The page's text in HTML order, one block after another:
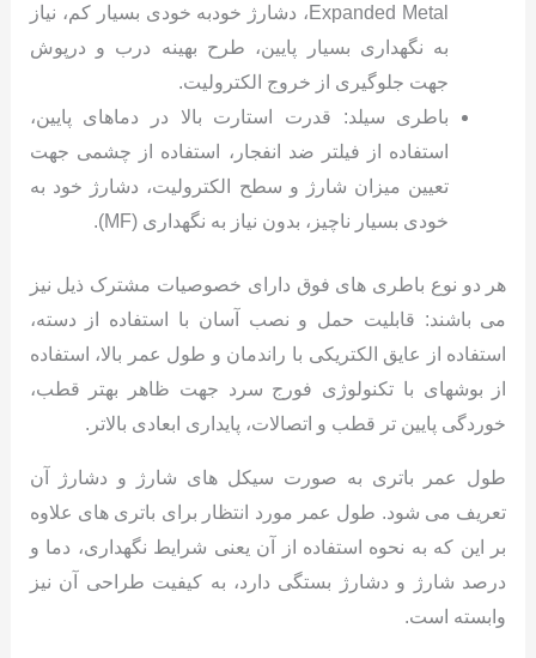
Expanded Metal، دشارژ خودبه خودی بسیار کم، نیاز
به نگهداری بسیار پایین، طرح بهینه درب و درپوش
جهت جلوگیری از خروج الکترولیت.
باطری سیلد: قدرت استارت بالا در دماهای پایین،
استفاده از فیلتر ضد انفجار، استفاده از چشمی جهت
تعیین میزان شارژ و سطح الکترولیت، دشارژ خود به
خودی بسیار ناچیز، بدون نیاز به نگهداری (MF).
هر دو نوع باطری های فوق دارای خصوصیات مشترک ذیل نیز
می باشند: قابلیت حمل و نصب آسان با استفاده از دسته،
استفاده از عایق الکتریکی با راندمان و طول عمر بالا، استفاده
از بوشهای با تکنولوژی فورج سرد جهت ظاهر بهتر قطب،
خوردگی پایین تر قطب و اتصالات، پایداری ابعادی بالاتر.
طول عمر باتری به صورت سیکل های شارژ و دشارژ آن
تعریف می شود. طول عمر مورد انتظار برای باتری های علاوه
بر این که به نحوه استفاده از آن یعنی شرایط نگهداری، دما و
درصد شارژ و دشارژ بستگی دارد، به کیفیت طراحی آن نیز
وابسته است.